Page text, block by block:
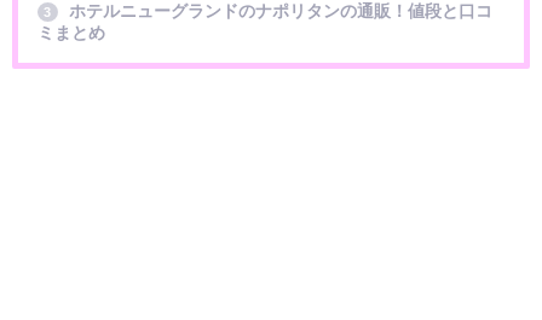
3
ホテルニューグランドのナポリタンの通販！値段と口コ
ミまとめ